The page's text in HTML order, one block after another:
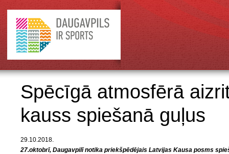
Spēcīgā atmosfērā
kauss spiešanā guļus
29.10.2018.
27.oktobrī, Daugavpilī notika priekšpēdējais Latvijas Kausa posms